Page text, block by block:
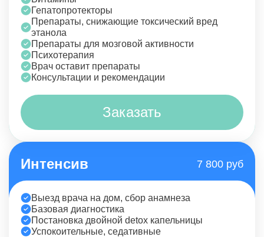
Гепатопротекторы
Препараты, снижающие токсический вред
этанола
Препараты для мозговой активности
Психотерапия
Врач оставит препараты
Консультации и рекомендации
Заказать
Интенсив 7 800 руб
Выезд врача на дом, сбор анамнеза
Базовая диагностика
Постановка двойной detox капельницы
Успокоительные, седативные